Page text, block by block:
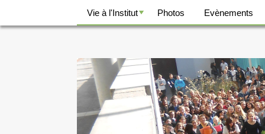
Vie à l'Institut Photos Evènements